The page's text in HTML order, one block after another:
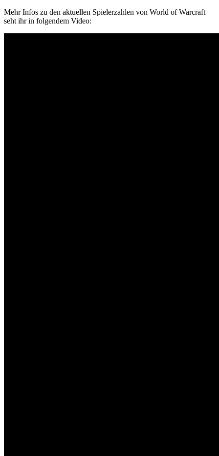
Mehr Infos zu den aktuellen Spielerzahlen von World of Warcraft
seht ihr in folgendem Video: